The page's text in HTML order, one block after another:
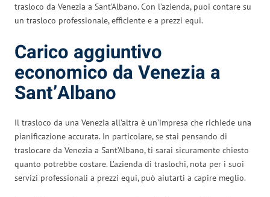
trasloco da Venezia a Sant’Albano. Con l’azienda, puoi contare su
un trasloco professionale, efficiente e a prezzi equi.
Carico aggiuntivo
economico da Venezia a
Sant’Albano
Il trasloco da una Venezia all’altra è un’impresa che richiede una
pianificazione accurata. In particolare, se stai pensando di
traslocare da Venezia a Sant’Albano, ti sarai sicuramente chiesto
quanto potrebbe costare. L’azienda di traslochi, nota per i suoi
servizi professionali a prezzi equi, può aiutarti a capire meglio.